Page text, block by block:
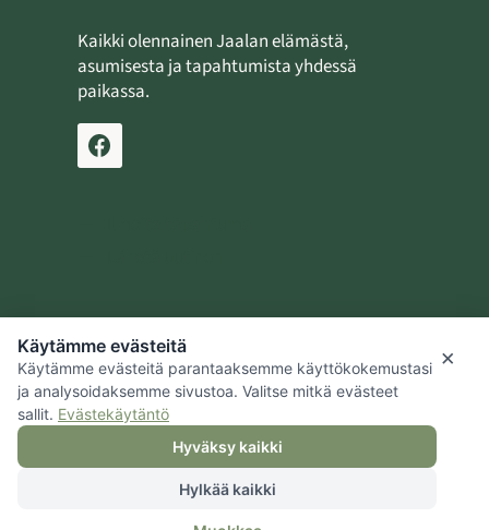
Kaikki olennainen Jaalan elämästä,
asumisesta ja tapahtumista yhdessä
paikassa.
Jaalan kotiseutusäätiö
Kouvolan kaupunki
×
Käytämme evästeitä
Käytämme evästeitä parantaaksemme käyttökokemustasi
ja analysoidaksemme sivustoa. Valitse mitkä evästeet
sallit. Evästekäytäntö
Hyväksy kaikki
Hylkää kaikki